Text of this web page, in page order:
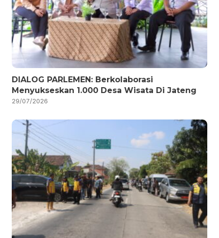
DIALOG PARLEMEN: Berkolaborasi
Menyukseskan 1.000 Desa Wisata Di Jateng
29/07/2026